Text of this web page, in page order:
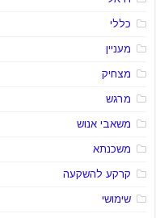
כללי
מעניין
מצחיק
מרגש
משאבי אנוש
משכנתא
קרקע להשקעה
שימושי